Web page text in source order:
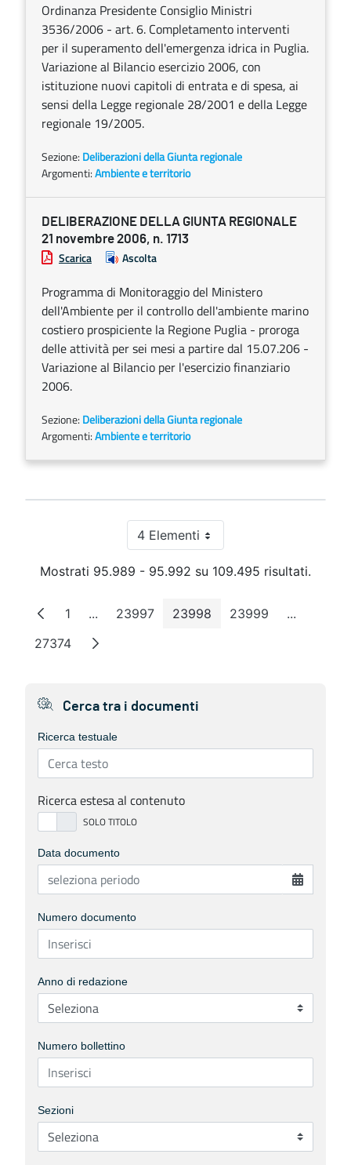
Ordinanza Presidente Consiglio Ministri
3536/2006 - art. 6. Completamento interventi
per il superamento dell'emergenza idrica in Puglia.
Variazione al Bilancio esercizio 2006, con
istituzione nuovi capitoli di entrata e di spesa, ai
sensi della Legge regionale 28/2001 e della Legge
regionale 19/2005.
Sezione: Deliberazioni della Giunta regionale
Argomenti:Ambiente e territorio
DELIBERAZIONE DELLA GIUNTA REGIONALE
21 novembre 2006, n. 1713
Scarica Ascolta
Programma di Monitoraggio del Ministero
dell'Ambiente per il controllo dell'ambiente marino
costiero prospiciente la Regione Puglia - proroga
delle attività per sei mesi a partire dal 15.07.206 -
Variazione al Bilancio per l'esercizio finanziario
2006.
Sezione: Deliberazioni della Giunta regionale
Argomenti:Ambiente e territorio
4 ElementiPer pagina
Mostrati 95.989 - 95.992 su 109.495 risultati.
Pagina
1 ...Pagine intermedie
Pagina
23997 Pagina
23998 Pagina
23999 ...Pagine
Pagina
27374
Cerca tra i documenti
Ricerca testuale
Ricerca estesa al contenuto
Data documento
Numero documento
Anno di redazione
Numero bollettino
Sezioni